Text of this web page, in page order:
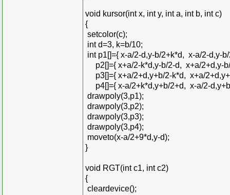
void kursor(int x, int y, int a, int b, int c)
{
setcolor(c);
int d=3, k=b/10;
int p1[]={ x-a/2-d,y-b/2+k*d, x-a/2-d,y-
p2[]={ x+a/2-k*d,y-b/2-d, x+a/2+d,y-
p3[]={ x+a/2+d,y+b/2-k*d, x+a/
p4[]={ x-a/2+k*d,y+b/2+d, x-a/2-
drawpoly(3,p1);
drawpoly(3,p2);
drawpoly(3,p3);
drawpoly(3,p4);
moveto(x-a/2+9*d,y-d);
}
void RGT(int c1, int c2)
{
cleardevice();